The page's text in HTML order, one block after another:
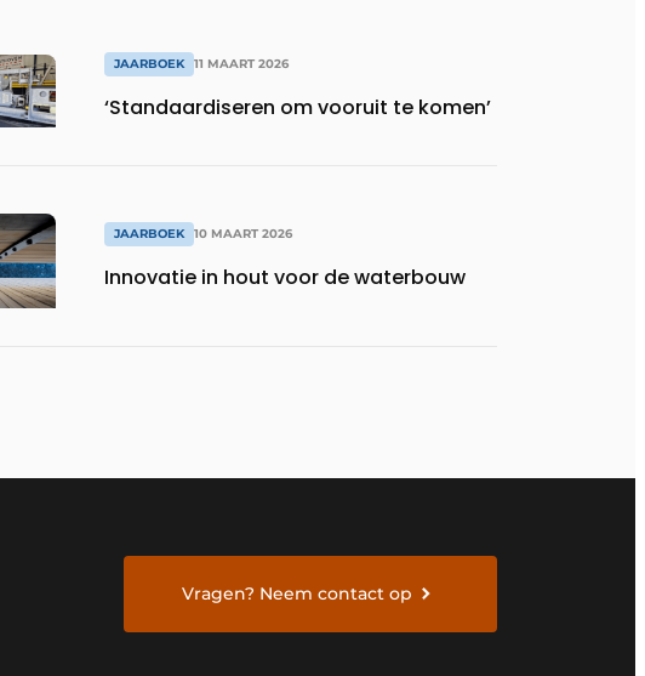
JAARBOEK 11 MAART 2026
‘Standaardiseren om vooruit te komen’
JAARBOEK 10 MAART 2026
Innovatie in hout voor de waterbouw
Vragen? Neem contact op